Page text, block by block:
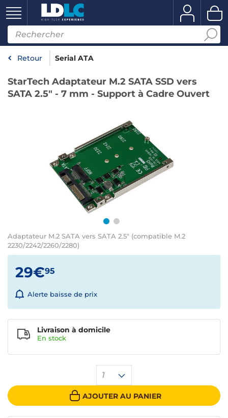
Retour Serial ATA
StarTech Adaptateur M.2 SATA SSD vers
SATA 2.5" - 7 mm - Support à Cadre Ouvert
Adaptateur M.2 SATA vers SATA 2.5" (compatible M.2
2230/2242/2260/2280)
29€95
Alerte baisse de prix
1
AJOUTER AU PANIER
Livraison à domicile
En stock